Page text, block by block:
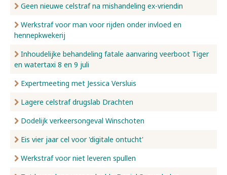
Geen nieuwe celstraf na mishandeling ex-vriendin
Werkstraf voor man voor rijden onder invloed en
hennepkwekerij
Inhoudelijke behandeling fatale aanvaring veerboot Tiger
en watertaxi 8 en 9 juli
Expertmeeting met Jessica Versluis
Lagere celstraf drugslab Drachten
Dodelijk verkeersongeval Winschoten
Eis vier jaar cel voor 'digitale ontucht'
Werkstraf voor niet leveren spullen